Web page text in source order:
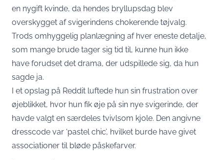
en nygift kvinde, da hendes bryllupsdag blev
overskygget af svigerindens chokerende tøjvalg.
Trods omhyggelig planlægning af hver eneste detalje,
som mange brude tager sig tid til, kunne hun ikke
have forudset det drama, der udspillede sig, da hun
sagde ja.
I et opslag på Reddit luftede hun sin frustration over
øjeblikket, hvor hun fik øje på sin nye svigerinde, der
havde valgt en særdeles tvivlsom kjole. Den angivne
dresscode var ‘pastel chic’, hvilket burde have givet
associationer til bløde påskefarver.